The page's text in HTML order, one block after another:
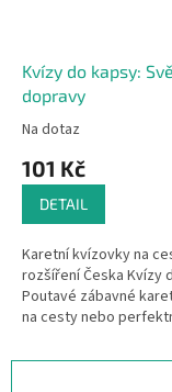
Kvízy do kapsy:
dopravy
Na dotaz
101 Kč
DETAIL
Karetní kvízovky na
rozšíření Česka Kvízy
Poutavé zábavné
na cesty nebo
Česko - Otázky a...